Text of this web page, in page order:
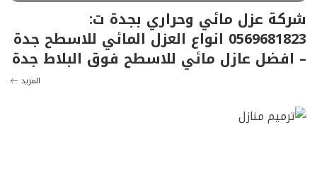
شركة عزل مائي وحراري بجدة ت:
0569681823 انواع العزل المائي للاسطح جدة
– افضل عازل مائي للاسطح فوق البلاط جدة
المزيد